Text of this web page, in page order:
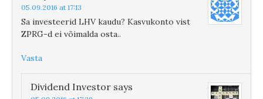
05.09.2016 at 17:13
Sa investeerid LHV kaudu? Kasvukonto vist
ZPRG-d ei võimalda osta..
Vasta
Dividend Investor says